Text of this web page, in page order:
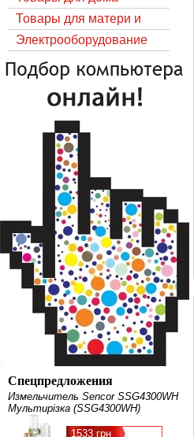
Товары для матери и
ребёнка
Электрооборудование
Спецпредложения
Измельчитель Sencor SSG4300WH
Мультирізка (SSG4300WH)
1533 грн